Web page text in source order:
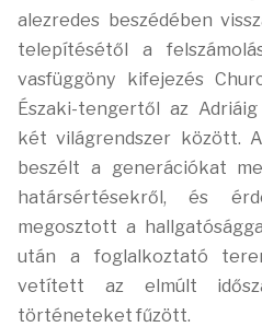
alezredes beszédében
telepítésétől a
vasfüggöny kifejezés
Északi-tengertől az
két világrendszer között.
beszélt a generációkat
határsértésekről, és
megosztott a
után a foglalkoztató
vetített az elmúlt
történeteket fűzött.